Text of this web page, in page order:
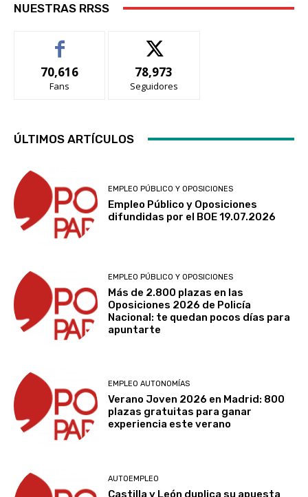
NUESTRAS RRSS
70,616
Fans
78,973
Seguidores
ÚLTIMOS ARTÍCULOS
EMPLEO PÚBLICO Y OPOSICIONES
Empleo Público y Oposiciones
difundidas por el BOE 19.07.2026
EMPLEO PÚBLICO Y OPOSICIONES
Más de 2.800 plazas en las
Oposiciones 2026 de Policía
Nacional: te quedan pocos días para
apuntarte
EMPLEO AUTONOMÍAS
Verano Joven 2026 en Madrid: 800
plazas gratuitas para ganar
experiencia este verano
AUTOEMPLEO
Castilla y León duplica su apuesta